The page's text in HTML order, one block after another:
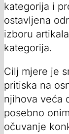
kategorija i
ostavljena
izboru
kategorija.
Cilj mjere je
pritiska na
njihova veća
posebno
očuvanje